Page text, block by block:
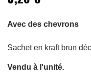
Avec des chevrons
Sachet en kraft brun
Vendu à l'unité.